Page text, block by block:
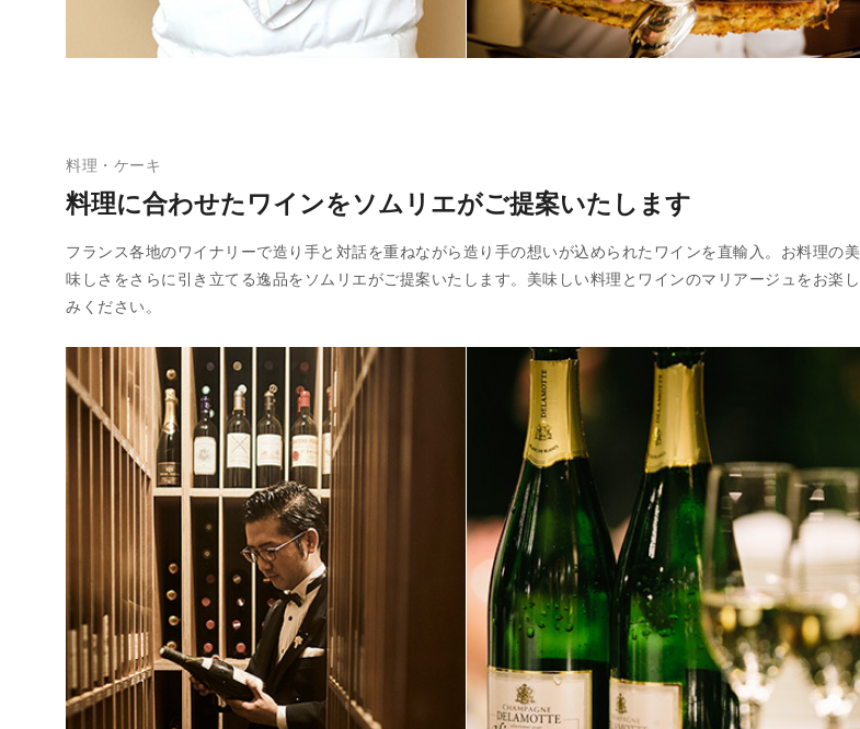
料理に合わせたワインをソムリエがご提案いたします
料理・ケーキ
フランス各地のワイナリーで造り手と対話を重ねながら造り手の想いが込められたワインを直輸入。お料理の美
味しさをさらに引き立てる逸品をソムリエがご提案いたします。美味しい料理とワインのマリアージュをお楽し
みください。